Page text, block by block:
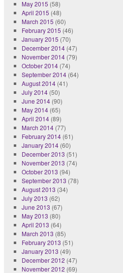
May 2015 (58)
April 2015 (48)
March 2015 (60)
February 2015 (46)
January 2015 (70)
December 2014(47)
November 2014(79)
October 2014(74)
September 2014(64)
August 2014(41)
July 2014(50)
June 2014(90)
May 2014(65)
April 2014(89)
March 2014(77)
February 2014(61)
January 2014(60)
December 2013 (51)
November 2013 (74)
October 2013 (94)
September 2013 (78)
August 2013 (34)
July 2013 (62)
June 2013 (67)
May 2013 (80)
April 2013 (64)
March 2013 (85)
February 2013 (51)
January 2013 (49)
December 2012 (47)
November 2012 (69)